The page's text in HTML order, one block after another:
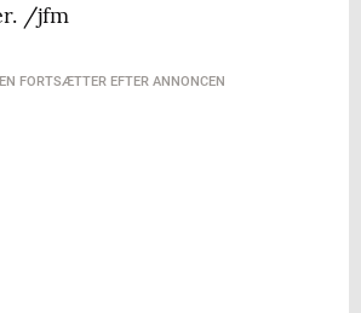
/jfm
FORTSÆTTER EFTER ANNONCEN